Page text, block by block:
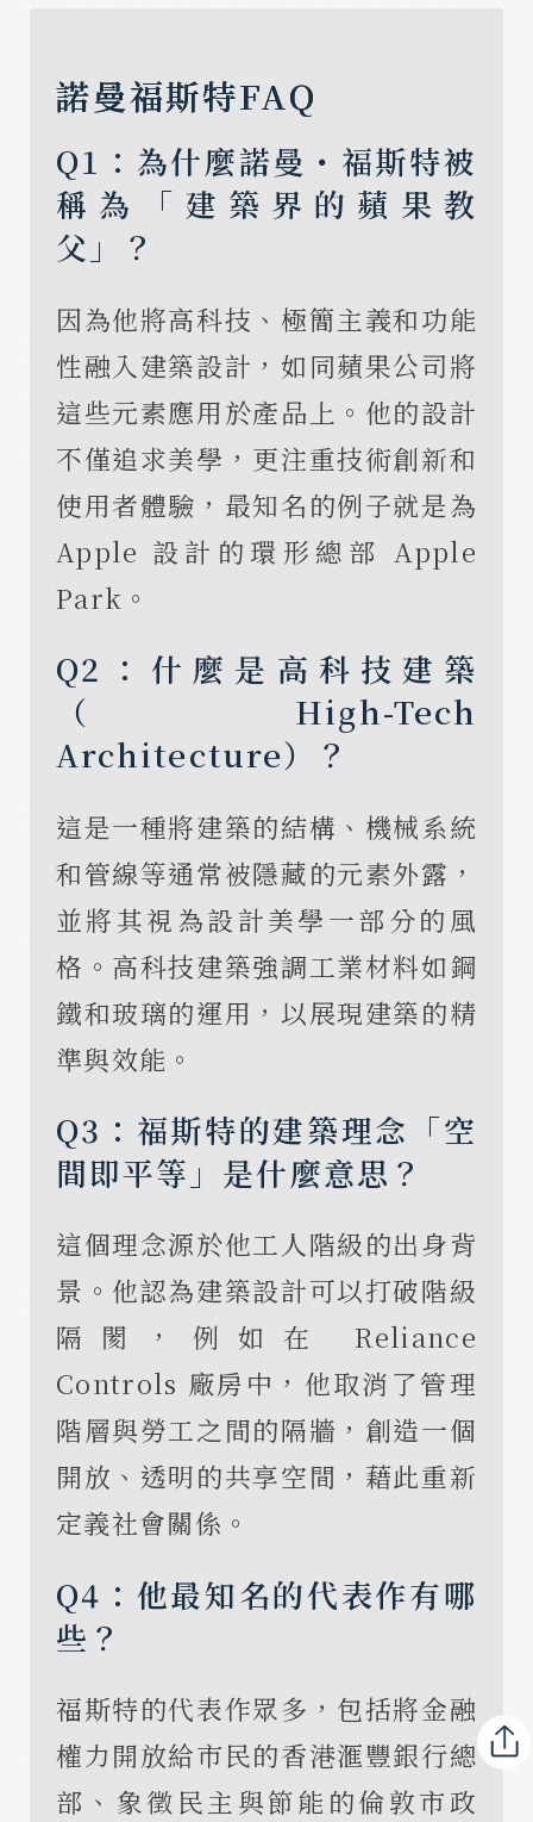
諾曼福斯特FAQ
Q1：為什麼諾曼・福斯特被
稱為「建築界的蘋果教
父」？
因為他將高科技、極簡主義和功能
性融入建築設計，如同蘋果公司將
這些元素應用於產品上。他的設計
不僅追求美學，更注重技術創新和
使用者體驗，最知名的例子就是為
Apple 設計的環形總部 Apple
Park。
Q2：什麼是高科技建築
（High-Tech
Architecture）？
這是一種將建築的結構、機械系統
和管線等通常被隱藏的元素外露，
並將其視為設計美學一部分的風
格。高科技建築強調工業材料如鋼
鐵和玻璃的運用，以展現建築的精
準與效能。
Q3：福斯特的建築理念「空
間即平等」是什麼意思？
這個理念源於他工人階級的出身背
景。他認為建築設計可以打破階級
隔閡，例如在 Reliance
Controls 廠房中，他取消了管理
階層與勞工之間的隔牆，創造一個
開放、透明的共享空間，藉此重新
定義社會關係。
Q4：他最知名的代表作有哪
些？
福斯特的代表作眾多，包括將金融
權力開放給市民的香港滙豐銀行總
部、象徵民主與節能的倫敦市政